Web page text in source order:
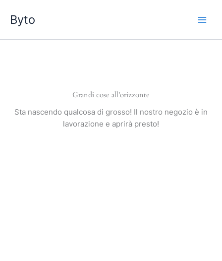
contenuto
Byto
Grandi cose all'orizzonte
Sta nascendo qualcosa di grosso! Il nostro negozio è in
lavorazione e aprirà presto!